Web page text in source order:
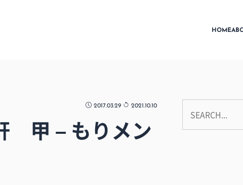
HOME
2017.03.29 2021.10.10
甲 – もりメン